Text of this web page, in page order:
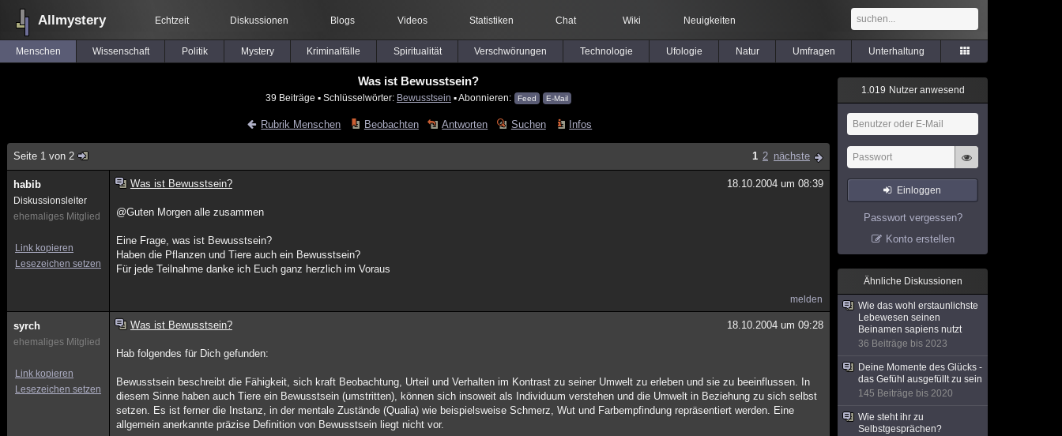
Allmystery Echtzeit Diskussionen Blogs Videos Statistiken Chat Wiki Neuigkeiten
Menschen Wissenschaft Politik Mystery Kriminalfälle Spiritualität Verschwörungen Technologie Ufologie Natur Umfragen Unterhaltung
Was ist Bewusstsein?
39 Beiträge ▪ Schlüsselwörter: Bewusstsein ▪ Abonnieren: Feed E-Mail
Rubrik Menschen Beobachten Antworten Suchen Infos
Seite 1 von 2 1 2 nächste
habib
Diskussionsleiter
ehemaliges Mitglied
Link kopieren
Lesezeichen setzen
Was ist Bewusstsein? 18.10.2004 um 08:39
@Guten Morgen alle zusammen
Eine Frage, was ist Bewusstsein?
Haben die Pflanzen und Tiere auch ein Bewusstsein?
Für jede Teilnahme danke ich Euch ganz herzlich im Voraus
melden
syrch
ehemaliges Mitglied
Link kopieren
Lesezeichen setzen
Was ist Bewusstsein? 18.10.2004 um 09:28
Hab folgendes für Dich gefunden:
Bewusstsein beschreibt die Fähigkeit, sich kraft Beobachtung, Urteil und Verhalten im Kontrast zu seiner Umwelt zu erleben und sie zu beeinflussen. In
diesem Sinne haben auch Tiere ein Bewusstsein (umstritten), können sich insoweit als Individuum verstehen und die Umwelt in Beziehung zu sich selbst
setzen. Es ist ferner die Instanz, in der mentale Zustände (Qualia) wie beispielsweise Schmerz, Wut und Farbempfindung repräsentiert werden. Eine
allgemein anerkannte präzise Definition von Bewusstsein liegt nicht vor.
1.019 Nutzer anwesend
Einloggen
Passwort vergessen?
Konto erstellen
Ähnliche Diskussionen
Wie das wohl erstaunlichste
Lebewesen seinen
Beinamen sapiens nutzt
36 Beiträge bis 2023
Deine Momente des Glücks -
das Gefühl ausgefüllt zu sein
145 Beiträge bis 2020
Wie steht ihr zu
Selbstgesprächen?